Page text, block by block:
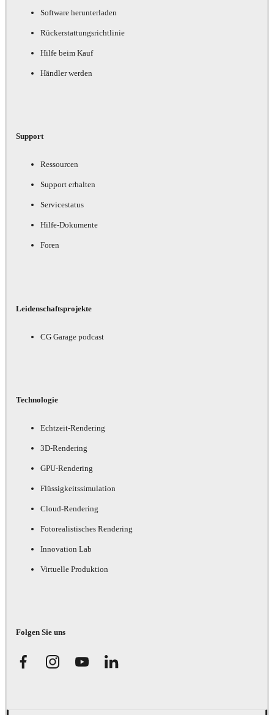
Software herunterladen
Rückerstattungsrichtlinie
Hilfe beim Kauf
Händler werden
Support
Ressourcen
Support erhalten
Servicestatus
Hilfe-Dokumente
Foren
Leidenschaftsprojekte
CG Garage podcast
Technologie
Echtzeit-Rendering
3D-Rendering
GPU-Rendering
Flüssigkeitssimulation
Cloud-Rendering
Fotorealistisches Rendering
Innovation Lab
Virtuelle Produktion
Folgen Sie uns